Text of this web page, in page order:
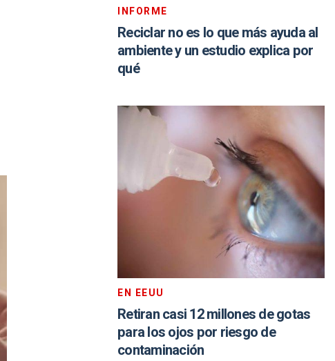
INFORME
Reciclar no es lo que más ayuda al
ambiente y un estudio explica por
qué
EN EEUU
Retiran casi 12 millones de gotas
para los ojos por riesgo de
contaminación